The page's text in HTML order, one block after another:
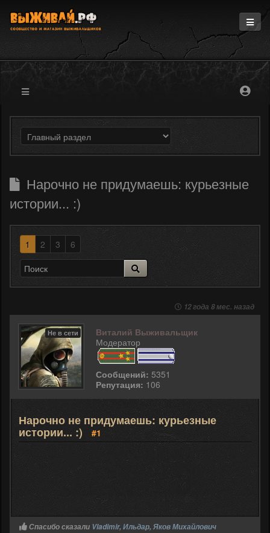
Информация
Магазин
Форум
Нарочно не придумаешь: курьезные
истории... :)
1 2 3 6
12 года 8 мес. назад
Не в сети
Виталий Выживальщик
Модератор
Сообщений: 5351
Репутация: 106
Нарочно не придумаешь: курьезные
истории... :) #1
Спасибо сказали Vladimir, Ильдар, Яков Михайлович